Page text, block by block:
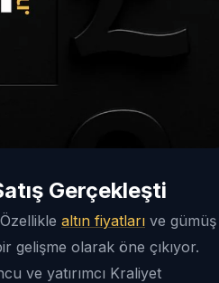
Gerçekleşti
altın fiyatları ve gümüş
gelişme olarak öne çıkıyor.
ve yatırımcı Kraliyet